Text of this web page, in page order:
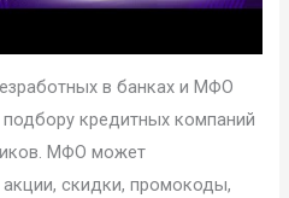
в банках и МФО
кредитных компаний
МФО может
скидки, промокоды,